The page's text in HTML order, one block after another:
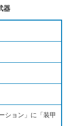
器
ション」に「装甲